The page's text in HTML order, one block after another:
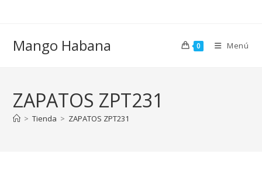
Mango Habana 0 Menú
ZAPATOS ZPT231
> Tienda > ZAPATOS ZPT231